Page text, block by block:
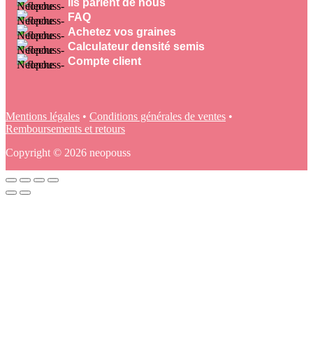
Ils parlent de nous
FAQ
Achetez vos graines
Calculateur densité semis
Compte client
Mentions légales • Conditions générales de ventes •
Remboursements et retours
Copyright © 2026 neopouss